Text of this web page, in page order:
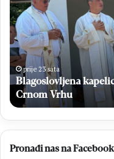
na
zavjetnom
Bilića
groblju
u
Crnom
Vrhu
prije 23 sata
Blagoslovljena
Crnom Vrhu
Pronađi nas na